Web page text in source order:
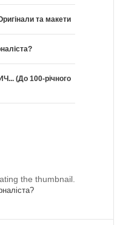
та макети
(До 100-річного
the thumbnail.